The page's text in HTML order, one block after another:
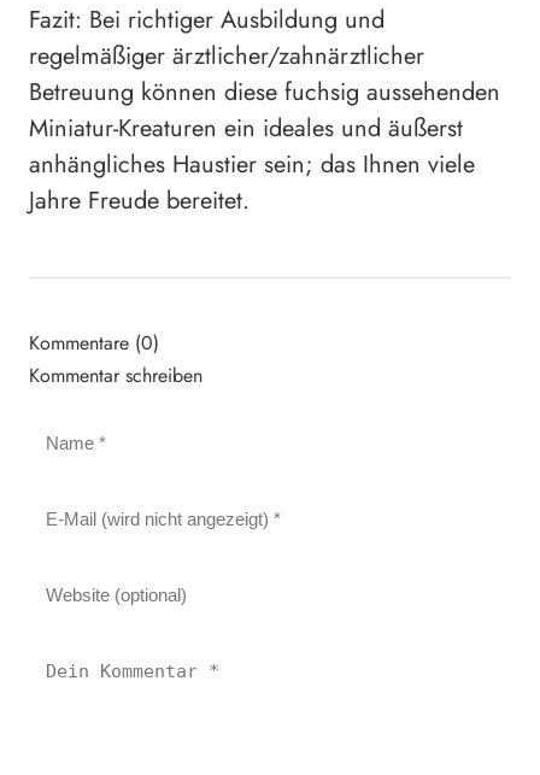
Fazit: Bei richtiger Ausbildung und
regelmäßiger ärztlicher/zahnärztlicher
Betreuung können diese fuchsig aussehenden
Miniatur-Kreaturen ein ideales und äußerst
anhängliches Haustier sein; das Ihnen viele
Jahre Freude bereitet.
Kommentare (0)
Kommentar schreiben